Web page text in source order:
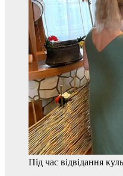
Під час відвідання